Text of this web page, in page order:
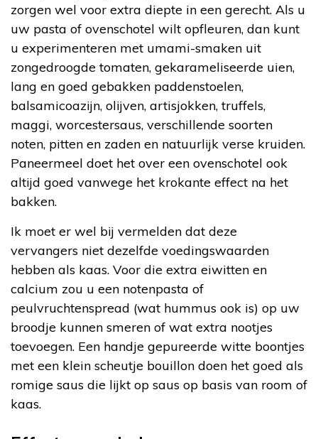
zorgen wel voor extra diepte in een gerecht. Als u
uw pasta of ovenschotel wilt opfleuren, dan kunt
u experimenteren met umami-smaken uit
zongedroogde tomaten, gekarameliseerde uien,
lang en goed gebakken paddenstoelen,
balsamicoazijn, olijven, artisjokken, truffels,
maggi, worcestersaus, verschillende soorten
noten, pitten en zaden en natuurlijk verse kruiden.
Paneermeel doet het over een ovenschotel ook
altijd goed vanwege het krokante effect na het
bakken.
Ik moet er wel bij vermelden dat deze
vervangers niet dezelfde voedingswaarden
hebben als kaas. Voor die extra eiwitten en
calcium zou u een notenpasta of
peulvruchtenspread (wat hummus ook is) op uw
broodje kunnen smeren of wat extra nootjes
toevoegen. Een handje gepureerde witte boontjes
met een klein scheutje bouillon doen het goed als
romige saus die lijkt op saus op basis van room of
kaas.